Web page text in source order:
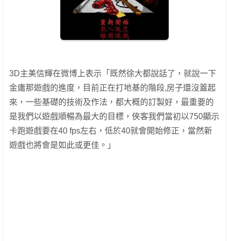
3D主美信輝在微博上表示「既然徐大都說話了，就說一下
金庸那遊戲的進度，目前正在打地基的階段,房子還沒蓋起
來，一些基礎的技術及作法，都大概的訂製好，最重要的
是我們以遊戲順暢為最大的目標，俠客我們當初以750顯示
卡跑遊戲要在40 fps左右，低於40就會開始修正，當然新
遊戲也將會是如此或更佳。」